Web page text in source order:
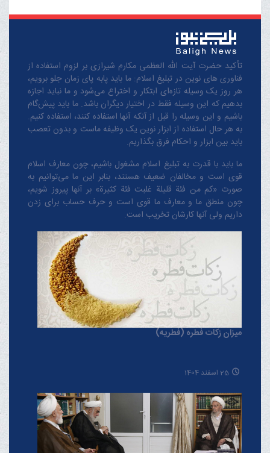
تأکید حضرت آیت الله العظمی مکارم شیرازی بر لزوم استفاده از
فناوری های نوین در تبلیغ اسلام: ما باید پابه پای زمان جلو برویم،
هر روز یک وسیله تازه‌ای ابتکار و اختراع می‌شود و ما نباید اجازه
بدهیم که این وسیله فقط در اختیار دیگران باشد. ما باید پیش‌گام
باشیم و این وسیله را قبل از آنکه آنها استفاده کنند، استفاده کنیم.
به هر حال استفاده از ابزار نوین یک وظیفه ماست و بدون تعصب
باید بین ابزار و احکام فرق بگذاریم.
ما باید با قدرت به تبلیغ اسلام مشغول باشیم، چون معارف اسلام
قوی است و مخالفان ضعیف هستند، بنابر این ما می‌توانیم به
صورت «کم من فئة قلیلة غلبت فئة کثیرة» بر آنها پیروز شویم،
چون منطق‌ ما و معارف ‌ما قوی است و حرف حساب برای زدن
داریم ولی آنها کارشان تخریب است.
میزان زکات فطره (فطریه)
25 اسفند 1404